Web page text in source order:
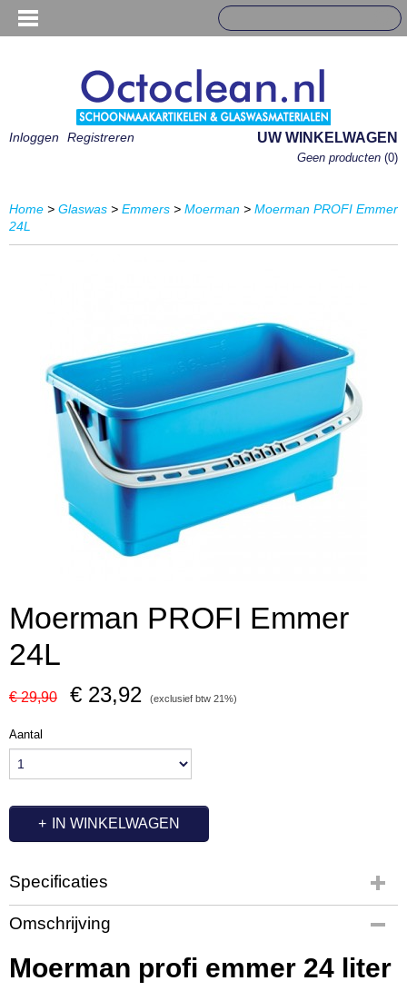
Inloggen Registreren UW WINKELWAGEN
Geen producten (0)
Home > Glaswas > Emmers > Moerman > Moerman PROFI Emmer
24L
Moerman PROFI Emmer
24L
€ 29,90 € 23,92 (exclusief btw 21%)
Aantal
IN WINKELWAGEN
Specificaties
Productcode
MM1047
Productcode leverancier
19766
Omschrijving
Moerman profi emmer 24 liter